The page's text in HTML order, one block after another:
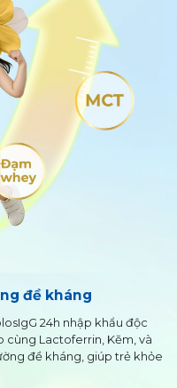
đề kháng
24h nhập khẩu độc
cùng Lactoferrin, Kẽm, và
đề kháng, giúp trẻ khỏe